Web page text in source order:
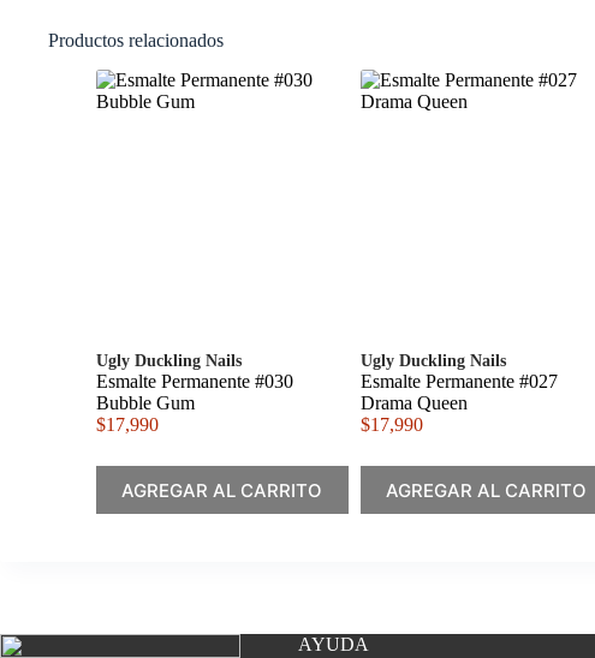
Productos relacionados
Ugly Duckling Nails
Esmalte Permanente #030
Bubble Gum
$17,990
AGREGAR AL CARRITO
Ugly Duckling Nails
Esmalte Permanente #027
Drama Queen
$17,990
AGREGAR AL CARRITO
AYUDA